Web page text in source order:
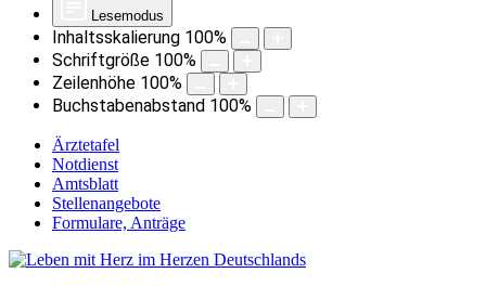
Lesemodus
Inhaltsskalierung 100%
Schriftgröße 100%
Zeilenhöhe 100%
Buchstabenabstand 100%
Ärztetafel
Notdienst
Amtsblatt
Stellenangebote
Formulare, Anträge